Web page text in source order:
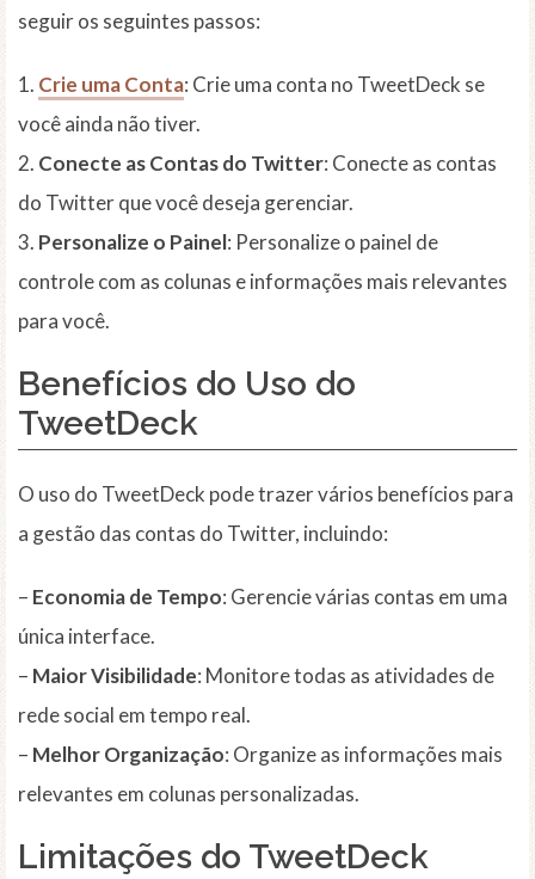
seguir os seguintes passos:
1. Crie uma Conta: Crie uma conta no TweetDeck se
você ainda não tiver.
2. Conecte as Contas do Twitter: Conecte as contas
do Twitter que você deseja gerenciar.
3. Personalize o Painel: Personalize o painel de
controle com as colunas e informações mais relevantes
para você.
Benefícios do Uso do
TweetDeck
O uso do TweetDeck pode trazer vários benefícios para
a gestão das contas do Twitter, incluindo:
– Economia de Tempo: Gerencie várias contas em uma
única interface.
– Maior Visibilidade: Monitore todas as atividades de
rede social em tempo real.
– Melhor Organização: Organize as informações mais
relevantes em colunas personalizadas.
Limitações do TweetDeck